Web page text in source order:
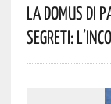
La Domus Di
Segreti: